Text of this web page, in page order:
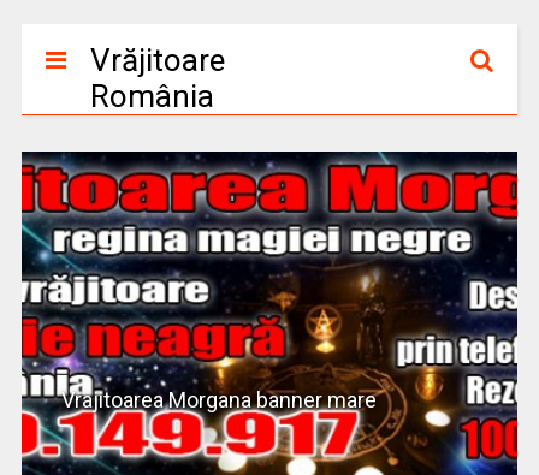
Vrăjitoare
România
Vrajitoarea Morgana banner mare